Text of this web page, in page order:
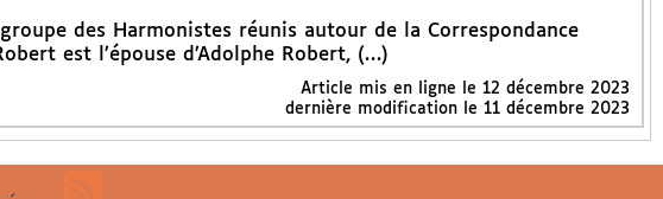
des Harmonistes réunis autour de la Correspondance
est l’épouse d’Adolphe Robert, (…)
Article mis en ligne le 12 décembre 2023
dernière modification le 11 décembre 2023